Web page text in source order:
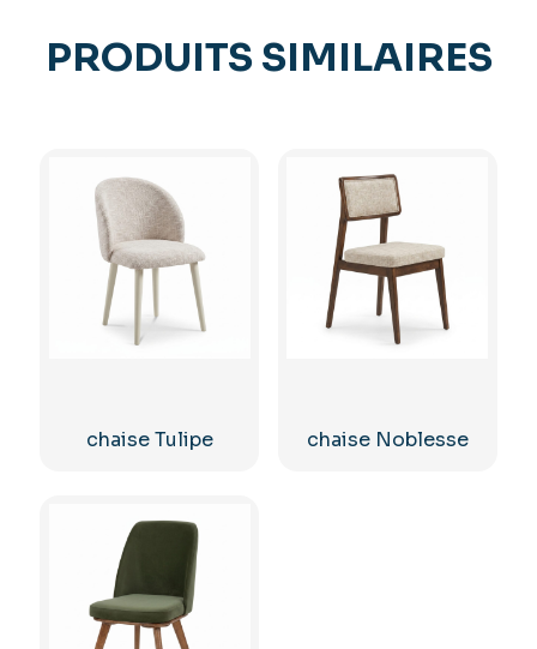
PRODUITS SIMILAIRES
chaise Tulipe chaise Noblesse